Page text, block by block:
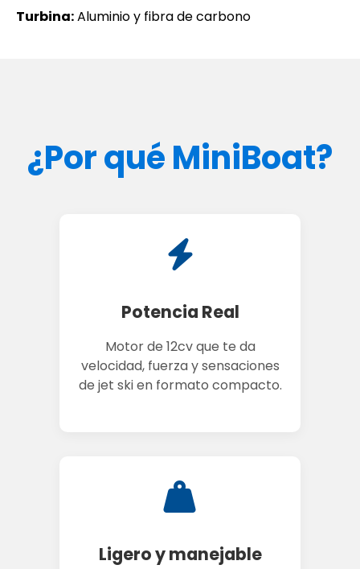
Turbina:Aluminio y fibra de carbono
¿Por qué MiniBoat?
Potencia Real
Motor de 12cv que te da
velocidad, fuerza y sensaciones
de jet ski en formato compacto.
Ligero y manejable